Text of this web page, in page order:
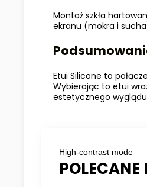
Montaż szkła
ekranu (mokra i
Etui Silicone to
Wybierając to etui
estetycznego
High-contrast mode
POLECANE